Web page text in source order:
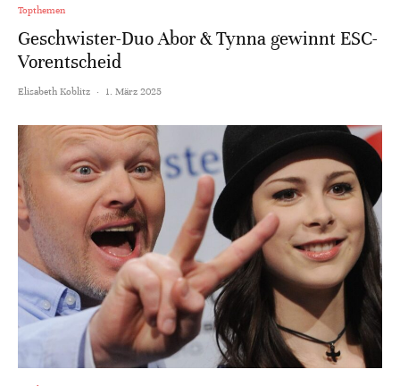
Topthemen
Geschwister-Duo Abor & Tynna gewinnt ESC-
Vorentscheid
Elisabeth Koblitz · 1. März 2025